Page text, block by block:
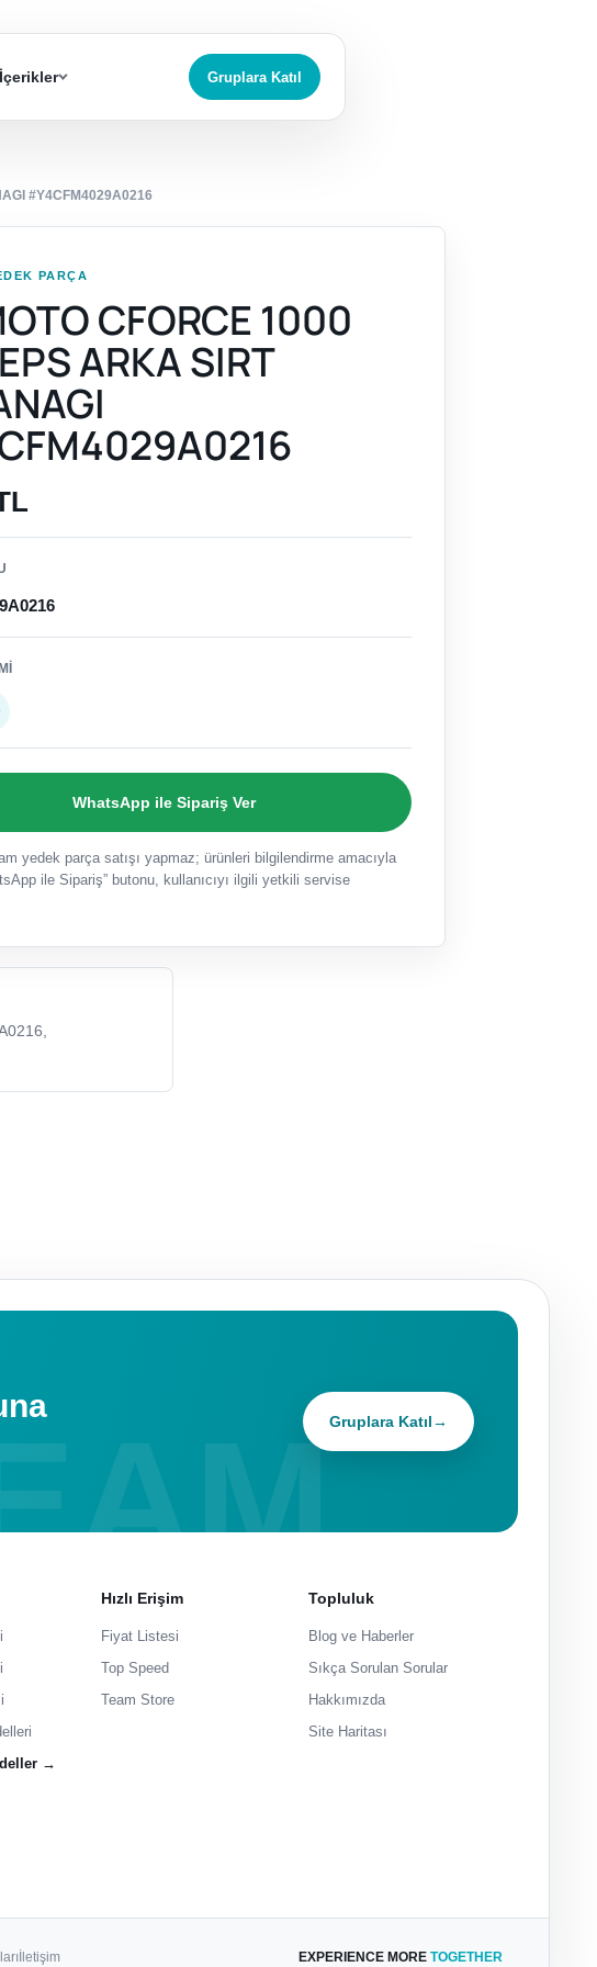
İçerikler Gruplara Katıl
#Y4CFM4029A0216
PARÇA
CFORCE 1000
ARKA SIRT
WhatsApp ile Sipariş Ver
yedek parça satışı yapmaz; ürünleri bilgilendirme amacıyla
ile Sipariş” butonu, kullanıcıyı ilgili yetkili servise
Gruplara Katıl→
→
Hızlı Erişim
Fiyat Listesi
Top Speed
Team Store
Topluluk
Blog ve Haberler
Sıkça Sorulan Sorular
Hakkımızda
Site Haritası
İletişim EXPERIENCE MORE TOGETHER